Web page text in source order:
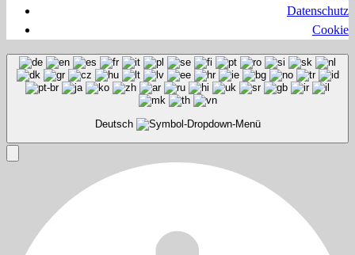
Datenschutz
Cookie
Deutsch